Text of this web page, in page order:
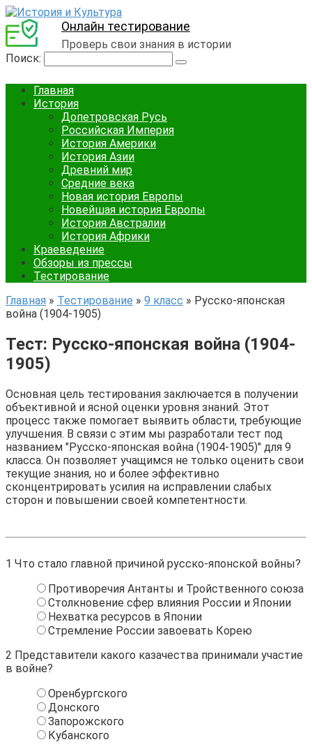
Онлайн тестирование
Проверь свои знания в истории
Поиск:
Главная
История
Допетровская Русь
Российская Империя
История Америки
История Азии
Древний мир
Средние века
Новая история Европы
Новейшая история Европы
История Австралии
История Африки
Краеведение
Обзоры из прессы
Тестирование
Главная » Тестирование » 9 класс » Русско-японская
война (1904-1905)
Тест: Русско-японская война (1904-
1905)
Основная цель тестирования заключается в получении
объективной и ясной оценки уровня знаний. Этот
процесс также помогает выявить области, требующие
улучшения. В связи с этим мы разработали тест под
названием "Русско-японская война (1904-1905)" для 9
класса. Он позволяет учащимся не только оценить свои
текущие знания, но и более эффективно
сконцентрировать усилия на исправлении слабых
сторон и повышении своей компетентности.
1 Что стало главной причиной русско-японской войны?
Противоречия Антанты и Тройственного союза
Столкновение сфер влияния России и Японии
Нехватка ресурсов в Японии
Стремление России завоевать Корею
2 Представители какого казачества принимали участие
в войне?
Оренбургского
Донского
Запорожского
Кубанского